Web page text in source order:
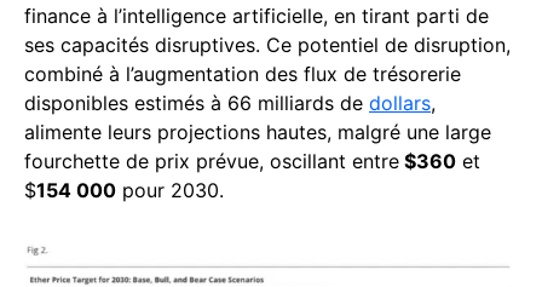
finance à l’intelligence artificielle, en tirant parti de
ses capacités disruptives. Ce potentiel de disruption,
combiné à l’augmentation des flux de trésorerie
disponibles estimés à 66 milliards de dollars,
alimente leurs projections hautes, malgré une large
fourchette de prix prévue, oscillant entre $360 et
$154 000 pour 2030.